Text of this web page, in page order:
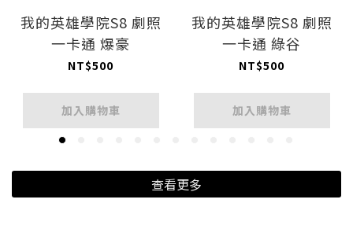
我的英雄學院S8 劇照
一卡通 爆豪
NT$500
加入購物車
我的英雄學院S8 劇照
一卡通 綠谷
NT$500
加入購物車
查看更多